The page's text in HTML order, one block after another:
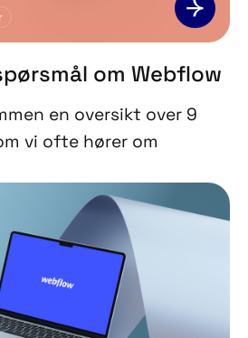
om Webflow
en oversikt over 9
vi ofte hører om